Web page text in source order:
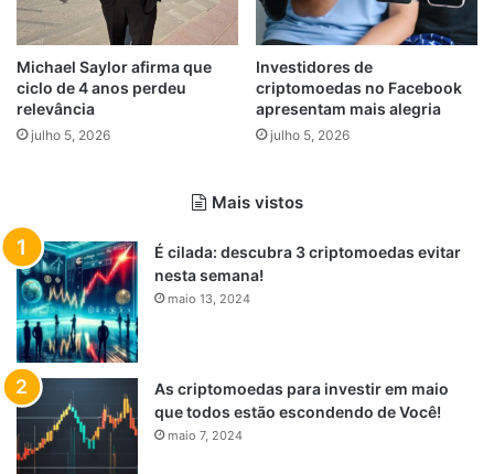
Michael Saylor afirma que
ciclo de 4 anos perdeu
relevância
julho 5, 2026
Investidores de
criptomoedas no Facebook
apresentam mais alegria
julho 5, 2026
Mais vistos
É cilada: descubra 3 criptomoedas evitar
nesta semana!
maio 13, 2024
As criptomoedas para investir em maio
que todos estão escondendo de Você!
maio 7, 2024